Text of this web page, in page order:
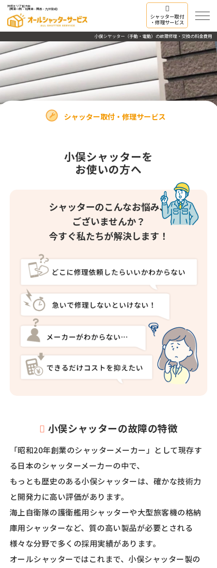
対応エリア拡大中
（関東一円・北関東・関西・九州宮崎）
シャッター取付
・修理サービス
小俣シヤッター（手動・電動）の故障修理・交換の料金費用
シャッター取付・修理サービス
小俣シャッターを
お使いの方へ
シャッターのこんなお悩み、
ございませんか？
今すぐ私たちが解決します！
小俣シャッターの故障の特徴
「昭和20年創業のシャッターメーカー」として現存す
る日本のシャッターメーカーの中で、
もっとも歴史のある小俣シャッターは、確かな技術力
と開発力に高い評価があります。
海上自衛隊の護衛艦用シャッターや大型旅客機の格納
庫用シャッターなど、質の高い製品が必要とされる
様々な分野で多くの採用実績があります。
オールシャッターではこれまで、小俣シャッター製の